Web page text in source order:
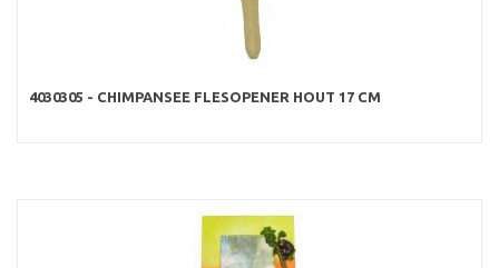
4030305 - CHIMPANSEE FLESOPENER HOUT 17 CM